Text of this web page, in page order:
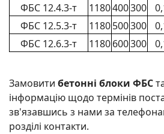
ФБС 12.4.3-т
1180400300
ФБС 12.5.3-т
1180500300
ФБС 12.6.3-т
1180600300
Замовити бетонні блоки ФБС
інформацію щодо термінів
зв'язавшись з нами за
розділі контакти.